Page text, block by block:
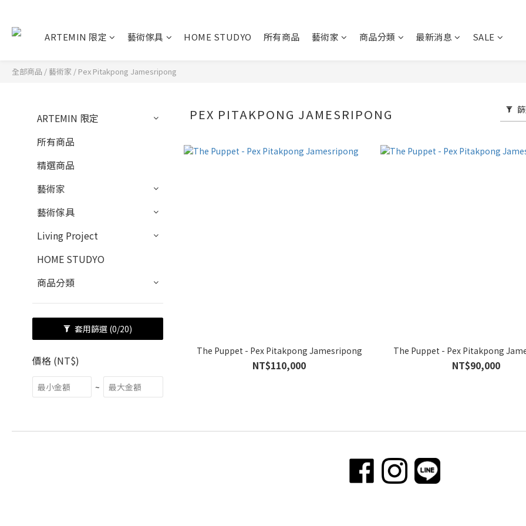
ARTEMIN 限定 藝術傢具 HOME STUDYO 所有商品 藝術家 商品分類 最新消息 SALE
全部商品 / 藝術家 / Pex Pitakpong Jamesripong
ARTEMIN 限定
所有商品
精選商品
藝術家
藝術傢具
Living Project
HOME STUDYO
商品分類
套用篩選 (0/20)
價格 (NT$)
~
PEX PITAKPONG JAMESRIPONG
The Puppet - Pex Pitakpong Jamesripong
NT$110,000
The Puppet - Pex Pitakpong
NT$90,000